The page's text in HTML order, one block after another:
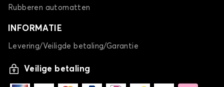
Rubberen automatten
INFORMATIE
Levering/Veiligde betaling/Garantie
Veilige betaling